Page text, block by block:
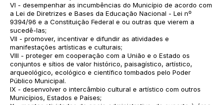
VI - desempenhar as incumbências do Município de acordo com
a Lei de Diretrizes e Bases da Educação Nacional - Lei nº
9394/96 e a Constituição Federal e ou outras que vierem a
sucedê-las;
VII - promover, incentivar e difundir as atividades e
manifestações artísticas e culturais;
VIII - proteger em cooperação com a União e o Estado os
conjuntos e sítios de valor histórico, paisagístico, artístico,
arqueológico, ecológico e científico tombados pelo Poder
Público Municipal.
IX - desenvolver o intercâmbio cultural e artístico com outros
Municípios, Estados e Países;